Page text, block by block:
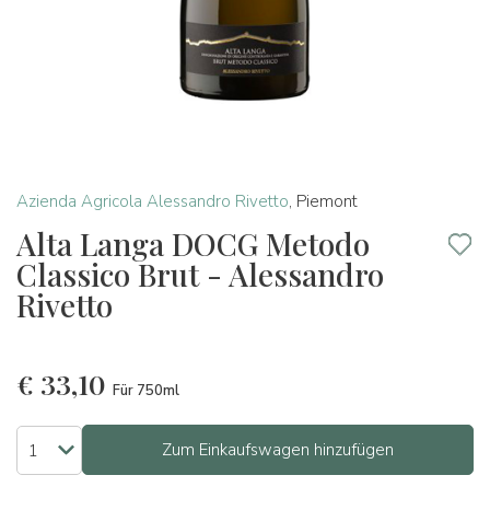
Azienda Agricola Alessandro Rivetto, Piemont
Alta Langa DOCG Metodo
Classico Brut - Alessandro
Rivetto
€ 33,10 Für 750ml
Zum Einkaufswagen hinzufügen